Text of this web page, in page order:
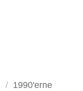
/ 1990'erne